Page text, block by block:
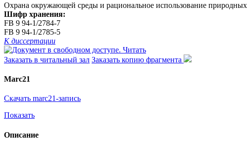
Охрана окружающей среды и рациональное использование природных
Шифр хранения:
FB 9 94-1/2784-7
FB 9 94-1/2785-5
К диссертации
Читать
Заказать в читальный зал Заказать копию фрагмента
Marc21
Скачать marc21-запись
Показать
Описание